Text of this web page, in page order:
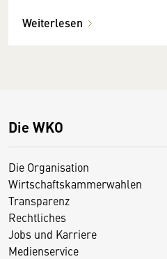
Weiterlesen
Die WKO
Die Organisation
Wirtschaftskammerwahlen
Transparenz
Rechtliches
Jobs und Karriere
Medienservice